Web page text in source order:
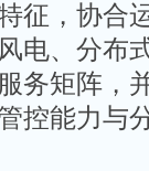
征，协合
电、分布
务矩阵，
控能力与